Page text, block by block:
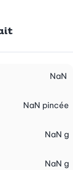
NaN
NaN pincée
NaN g
NaN g